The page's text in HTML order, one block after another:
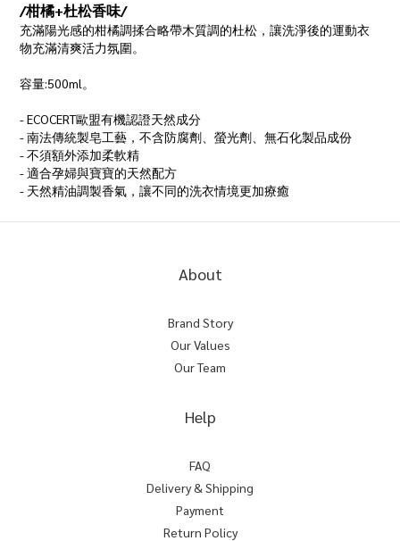
/柑橘+杜松香味/
充滿陽光感的柑橘調揉合略帶木質調的杜松，讓洗淨後的運動衣
物充滿清爽活力氛圍。
容量:500ml。
- ECOCERT歐盟有機認證天然成分
- 南法傳統製皂工藝，不含防腐劑、螢光劑、無石化製品成份
- 不須額外添加柔軟精
- 適合孕婦與寶寶的天然配方
- 天然精油調製香氣，讓不同的洗衣情境更加療癒
About
Brand Story
Our Values
Our Team
Help
FAQ
Delivery & Shipping
Payment
Return Policy